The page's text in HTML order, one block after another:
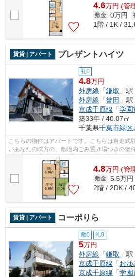
4.6万円 (管
敷金 0万円
1階 / 1K /
賃貸 | アパート プレザントハイツ
礼0
4.8万円
外房線 「鎌取 」
外房線 「誉田 」
京成千原線 「学園
築33年 / 40.07㎡
千葉県千葉市緑区
こちらの物件はアパートです。こちらは自走式
いあなたの味方の、敷地内ごみ置き場つきの物
の様な大型タウン内のアパートになり...
4.8万円 (管
敷金 5.5万円
2階 / 2DK /
賃貸 | アパート コーポりら
敷0 礼0
5万円
外房線 「鎌取 」
京成千原線 「おゆ
京成千原線 「学園